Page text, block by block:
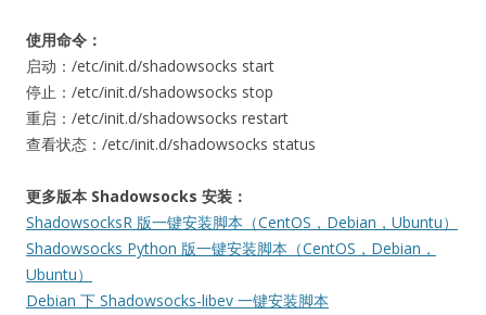
使用命令：
启动：/etc/init.d/shadowsocks start
停止：/etc/init.d/shadowsocks stop
重启：/etc/init.d/shadowsocks restart
查看状态：/etc/init.d/shadowsocks status
更多版本 Shadowsocks 安装：
ShadowsocksR 版一键安装脚本（CentOS，Debian，Ubuntu）
Shadowsocks Python 版一键安装脚本（CentOS，Debian，
Ubuntu）
Debian 下 Shadowsocks-libev 一键安装脚本